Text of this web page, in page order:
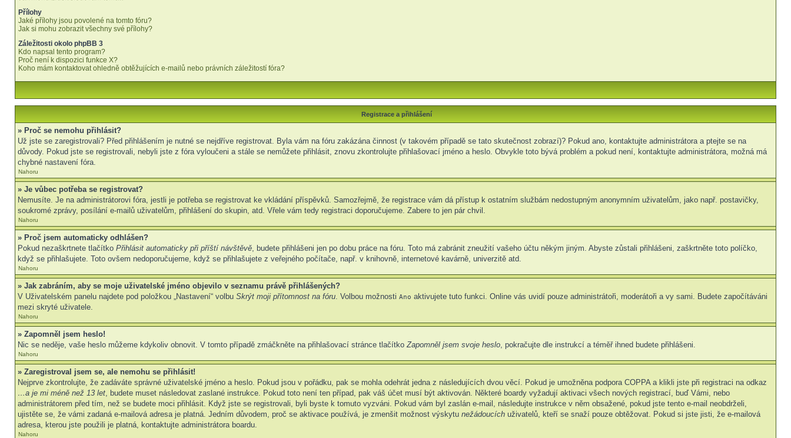
Přílohy
Jaké přílohy jsou povolené na tomto fóru?
Jak si mohu zobrazit všechny své přílohy?
Záležitosti okolo phpBB 3
Kdo napsal tento program?
Proč není k dispozici funkce X?
Koho mám kontaktovat ohledně obtěžujících e-mailů nebo právních záležitostí fóra?
Registrace a přihlášení
» Proč se nemohu přihlásit?
Už jste se zaregistrovali? Před přihlášením je nutné se nejdříve registrovat. Byla vám na fóru zakázána činnost (v takovém případě se tato skutečnost zobrazí)? Pokud ano, kontaktujte administrátora a ptejte se na
důvody. Pokud jste se registrovali, nebyli jste z fóra vyloučeni a stále se nemůžete přihlásit, znovu zkontrolujte přihlašovací jméno a heslo. Obvykle toto bývá problém a pokud není, kontaktujte administrátora, možná má
chybné nastavení fóra.
Nahoru
» Je vůbec potřeba se registrovat?
Nemusíte. Je na administrátorovi fóra, jestli je potřeba se registrovat ke vkládání příspěvků. Samozřejmě, že registrace vám dá přístup k ostatním službám nedostupným anonymním uživatelům, jako např. postavičky,
soukromé zprávy, posílání e-mailů uživatelům, přihlášení do skupin, atd. Vřele vám tedy registraci doporučujeme. Zabere to jen pár chvil.
Nahoru
» Proč jsem automaticky odhlášen?
Pokud nezaškrtnete tlačítko Přihlásit automaticky při příští návštěvě, budete přihlášeni jen po dobu práce na fóru. Toto má zabránit zneužití vašeho účtu někým jiným. Abyste zůstali přihlášeni, zaškrtněte toto políčko,
když se přihlašujete. Toto ovšem nedoporučujeme, když se přihlašujete z veřejného počítače, např. v knihovně, internetové kavárně, univerzitě atd.
Nahoru
» Jak zabráním, aby se moje uživatelské jméno objevilo v seznamu právě přihlášených?
V Uživatelském panelu najdete pod položkou „Nastavení“ volbu Skrýt moji přítomnost na fóru. Volbou možnosti Ano aktivujete tuto funkci. Online vás uvidí pouze administrátoři, moderátoři a vy sami. Budete započítáváni
mezi skryté uživatele.
Nahoru
» Zapomněl jsem heslo!
Nic se neděje, vaše heslo můžeme kdykoliv obnovit. V tomto případě zmáčkněte na přihlašovací stránce tlačítkoZapomněl jsem svoje heslo, pokračujte dle instrukcí a téměř ihned budete přihlášeni.
Nahoru
» Zaregistroval jsem se, ale nemohu se přihlásit!
Nejprve zkontrolujte, že zadáváte správné uživatelské jméno a heslo. Pokud jsou v pořádku, pak se mohla odehrát jedna z následujících dvou věcí. Pokud je umožněna podpora COPPA a klikli jste při registraci na odkaz
…a je mi méně než 13 let, budete muset následovat zaslané instrukce. Pokud toto není ten případ, pak váš účet musí být aktivován. Některé boardy vyžadují aktivaci všech nových registrací, buď Vámi, nebo
administrátorem před tím, než se budete moci přihlásit. Když jste se registrovali, byli byste k tomuto vyzváni. Pokud vám byl zaslán e-mail, následujte instrukce v něm obsažené, pokud jste tento e-mail neobdrželi,
ujistěte se, že vámi zadaná e-mailová adresa je platná. Jedním důvodem, proč se aktivace používá, je zmenšit možnost výskytu nežádoucích uživatelů, kteří se snaží pouze obtěžovat. Pokud si jste jisti, že e-mailová
adresa, kterou jste použili je platná, kontaktujte administrátora boardu.
Nahoru